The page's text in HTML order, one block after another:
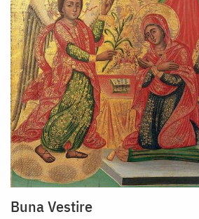
Buna Vestire